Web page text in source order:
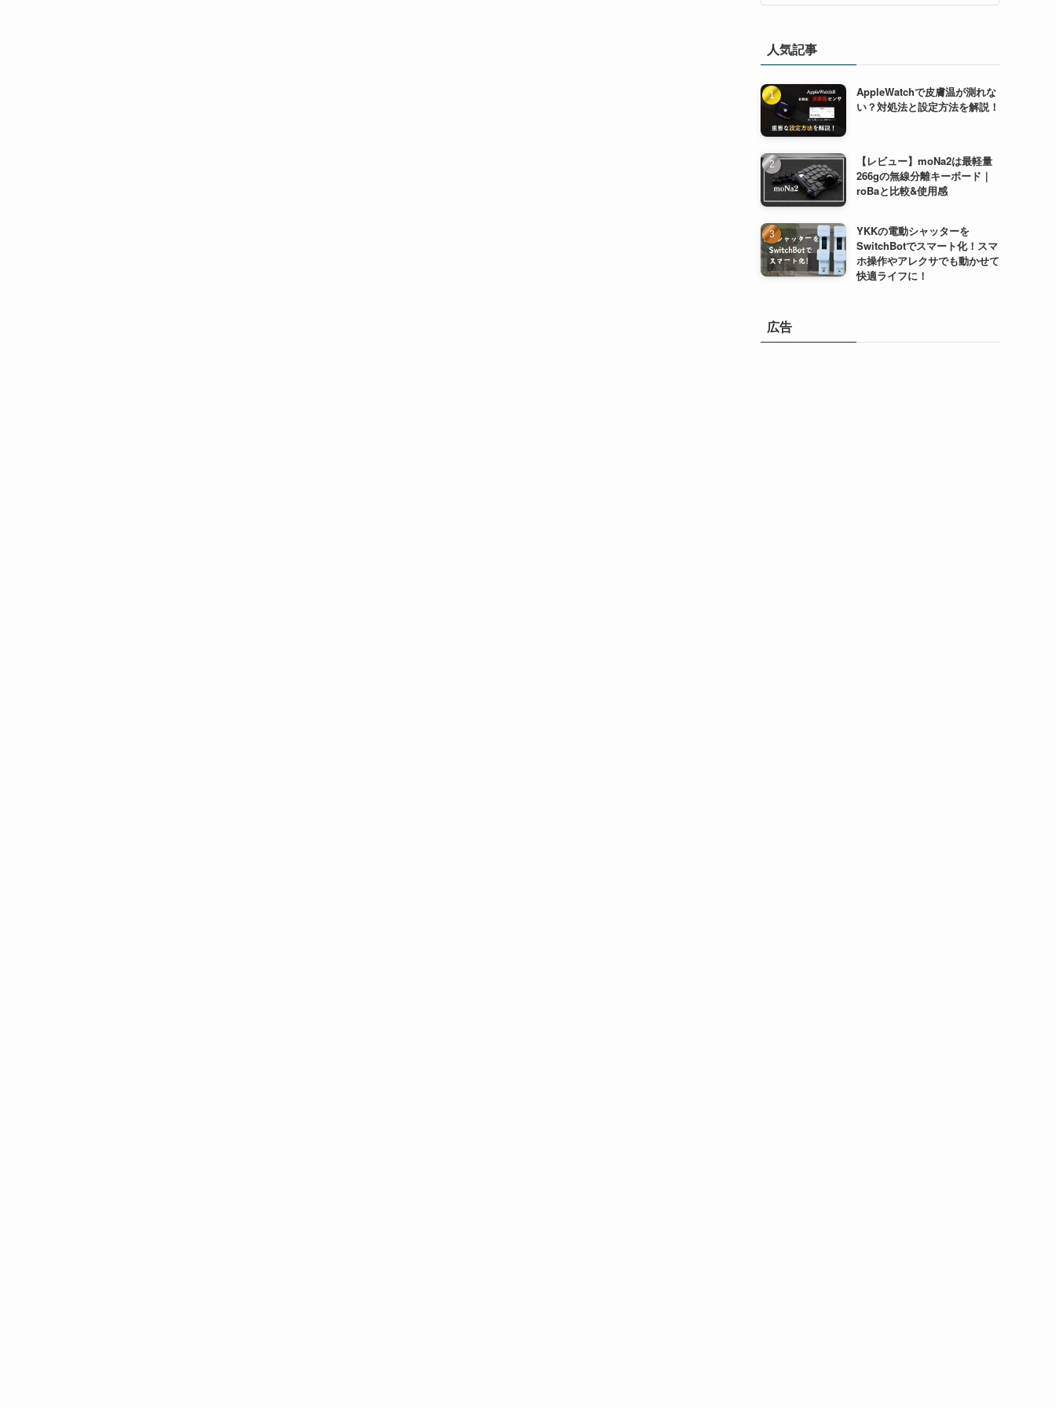
人気記事
AppleWatchで皮膚温が測れな
い？対処法と設定方法を解説！
【レビュー】moNa2は最軽量
266gの無線分離キーボード｜
roBaと比較&使用感
YKKの電動シャッターを
SwitchBotでスマート化！スマ
ホ操作やアレクサでも動かせて
快適ライフに！
広告